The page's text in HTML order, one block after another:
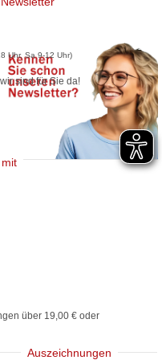
Uhr, Sa 9-12 Uhr)
sind für Sie da!
über 19,00 € oder
Auszeichnungen